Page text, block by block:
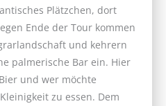
Plätzchen, dort
Ende der Tour kommen
und kehrern
palmerische Bar ein. Hier
und wer möchte
zu essen. Dem